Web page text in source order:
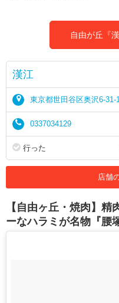
自由が丘『
漢江
東京都世田谷区奥沢6-31-
0337034129
行った
店舗
【自由ヶ丘・焼肉】
ーなハラミが名物『腰